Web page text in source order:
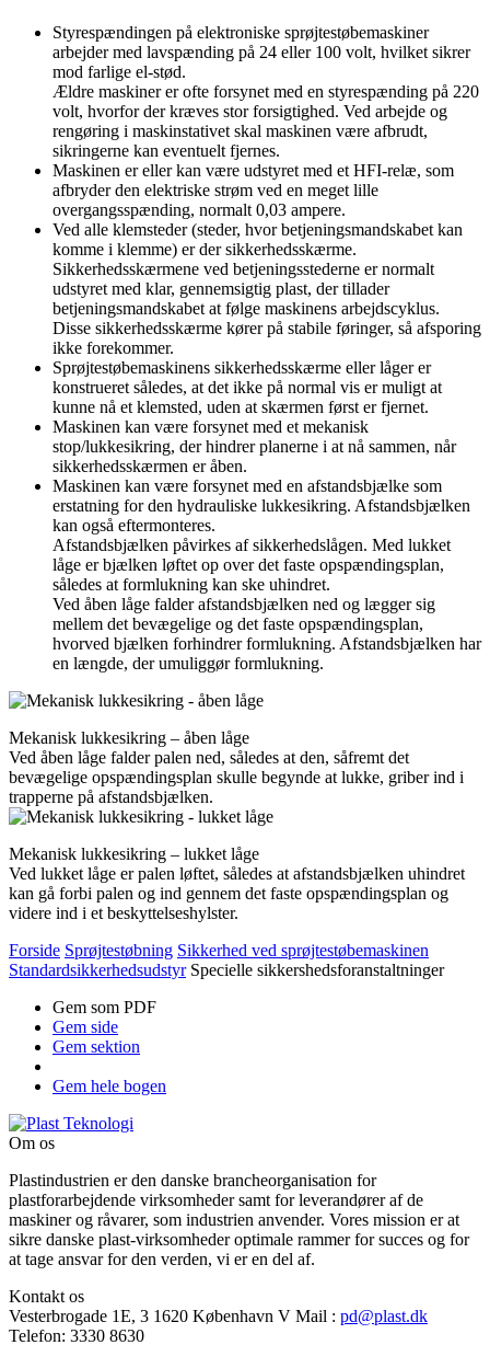
Styrespændingen på elektroniske sprøjtestøbemaskiner
arbejder med lavspænding på 24 eller 100 volt, hvilket sikrer
mod farlige el-stød.
Ældre maskiner er ofte forsynet med en styrespænding på 220
volt, hvorfor der kræves stor forsigtighed. Ved arbejde og
rengøring i ma­skinstativet skal maskinen være afbrudt,
sikringerne kan eventuelt fjernes.
Maskinen er eller kan være udstyret med et HFI-relæ, som
afbryder den elektriske strøm ved en meget lille
overgangsspænding, normalt 0,03 ampere.
Ved alle klemsteder (steder, hvor betjeningsmandskabet kan
komme i klemme) er der sikkerhedsskærme.
Sikkerhedsskærmene ved betjenings­stederne er normalt
udstyret med klar, gennemsigtig plast, der tillader
betjeningsmandskabet at følge maskinens arbejdscyklus.
Disse sikkerhedsskærme kører på stabile føringer, så afsporing
ikke forekommer.
Sprøjtestøbemaskinens sikkerhedsskærme eller låger er
konstrueret således, at det ikke på normal vis er muligt at
kunne nå et klemsted, uden at skærmen først er fjernet.
Maskinen kan være forsynet med et mekanisk
stop/lukkesikring, der hindrer planerne i at nå sammen, når
sikkerhedsskærmen er åben.
Maskinen kan være forsynet med en afstandsbjælke som
erstatning for den hydrauliske lukkesikring. Afstandsbjælken
kan også eftermonteres.
Afstandsbjælken påvirkes af sikkerhedslågen. Med lukket
låge er bjælken løftet op over det faste opspændingsplan,
således at formlukning kan ske uhindret.
Ved åben låge falder afstandsbjælken ned og lægger sig
mellem det be­vægelige og det faste opspændingsplan,
hvorved bjælken forhindrer form­lukning. Afstandsbjælken har
en længde, der umuliggør formlukning.
Mekanisk lukkesikring – åben låge
Ved åben låge falder palen ned, således at den, såfremt det
bevægelige opspændingsplan skulle begynde at lukke, griber ind i
trapperne på afstandsbjælken.
Mekanisk lukkesikring – lukket låge
Ved lukket låge er palen løftet, således at afstandsbjælken uhindret
kan gå forbi palen og ind gennem det faste opspændingsplan og
videre ind i et beskyttelseshylster.
Forside Sprøjtestøbning Sikkerhed ved sprøjtestøbemaskinen
Standardsikkerhedsudstyr Specielle sikkershedsforanstaltninger
Gem som PDF
Gem side
Gem sektion
Gem hele bogen
Om os
Plastindustrien er den danske brancheorganisation for
plastforarbejdende virksomheder samt for leverandører af de
maskiner og råvarer, som industrien anvender. Vores mission er at
sikre danske plast-virksomheder optimale rammer for succes og for
at tage ansvar for den verden, vi er en del af.
Kontakt os
Vesterbrogade 1E, 3 1620 København V Mail : pd@plast.dk
Telefon: 3330 8630